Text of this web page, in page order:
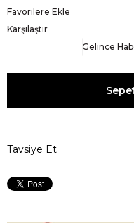
Favorilere Ekle
Karşılaştır
Gelince
Tavsiye Et